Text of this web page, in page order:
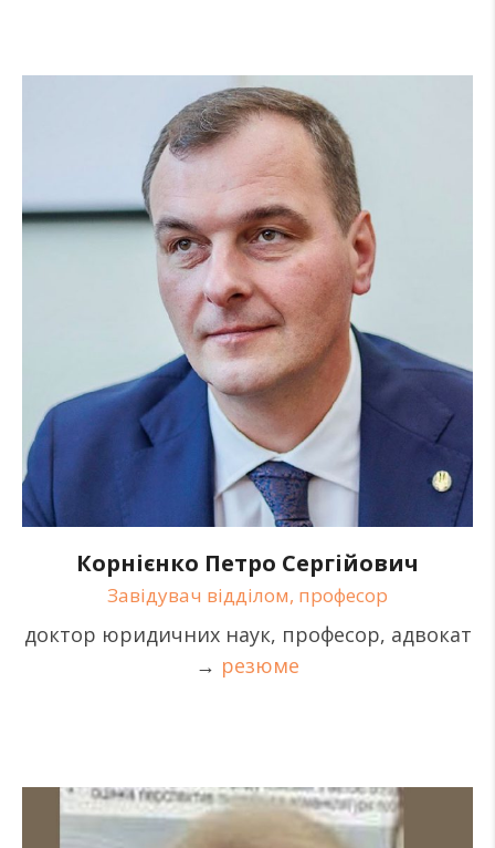
Корнієнко Петро Сергійович
Завідувач відділом, професор
доктор юридичних наук, професор, адвокат
→ резюме